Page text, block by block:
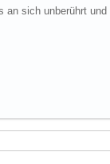
sich unberührt